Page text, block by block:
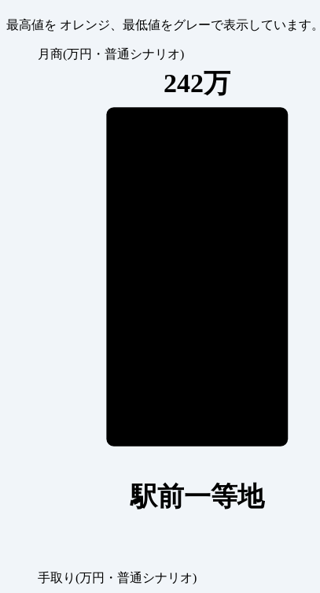
最高値を オレンジ 、最低値をグレーで表示しています。
月商(万円・普通シナリオ)
242万
駅前一等地
手取り(万円・普通シナリオ)